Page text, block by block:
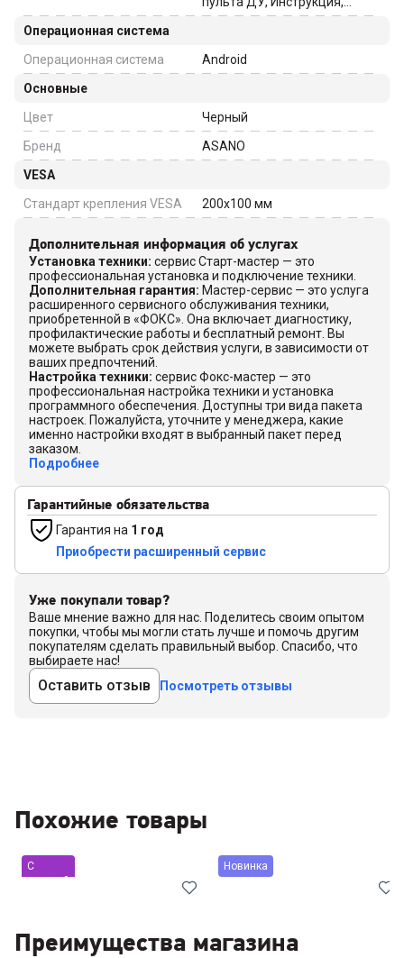
Пульт ДУ
Операционная система
Операционная система
Android
Основные
Цвет
Черный
Бренд
ASANO
VESA
Стандарт крепления VESA
200x100 мм
Дополнительная информация об услугах
Установка техники: сервис Старт-мастер — это
профессиональная установка и подключение техники.
Дополнительная гарантия: Мастер-сервис — это услуга
расширенного сервисного обслуживания техники,
приобретенной в «ФОКС». Она включает диагностику,
профилактические работы и бесплатный ремонт. Вы
можете выбрать срок действия услуги, в зависимости от
ваших предпочтений.
Настройка техники: сервис Фокс-мастер — это
профессиональная настройка техники и установка
программного обеспечения. Доступны три вида пакета
настроек. Пожалуйста, уточните у менеджера, какие
именно настройки входят в выбранный пакет перед
заказом.
Подробнее
Гарантийные обязательства
Гарантия на 1 год
Приобрести расширенный сервис
Уже покупали товар?
Ваше мнение важно для нас. Поделитесь своим опытом
покупки, чтобы мы могли стать лучше и помочь другим
покупателям сделать правильный выбор. Спасибо, что
выбираете нас!
Оставить отзыв Посмотреть отзывы
Похожие товары
С
уценкой
Новинка
Преимущества магазина